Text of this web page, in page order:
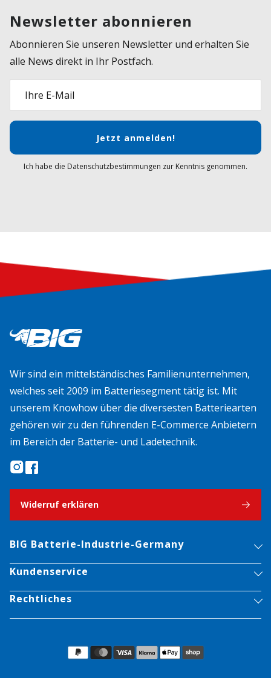
Newsletter abonnieren
Abonnieren Sie unseren Newsletter und erhalten Sie
alle News direkt in Ihr Postfach.
Ihre E-Mail
Jetzt anmelden!
Ich habe die Datenschutzbestimmungen zur Kenntnis genommen.
Wir sind ein mittelständisches Familienunternehmen,
welches seit 2009 im Batteriesegment tätig ist. Mit
unserem Knowhow über die diversesten Batteriearten
gehören wir zu den führenden E-Commerce Anbietern
im Bereich der Batterie- und Ladetechnik.
Widerruf erklären
BIG Batterie-Industrie-Germany
Kundenservice
Rechtliches